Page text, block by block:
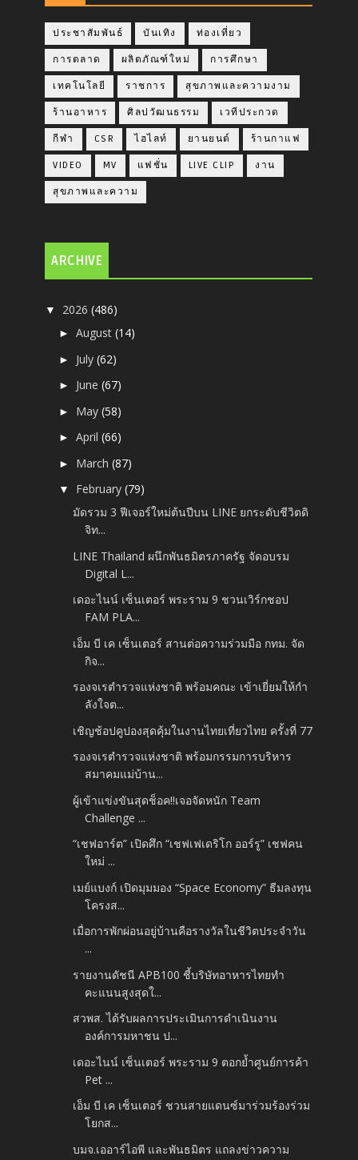
ประชาสัมพันธ์ บันเทิง ท่องเที่ยว
การตลาด ผลิตภัณฑ์ใหม่ การศึกษา
เทคโนโลยี ราชการ สุขภาพและความงาม
ร้านอาหาร ศิลปวัฒนธรรม เวทีประกวด
กีฬา CSR ไฮไลท์ ยานยนต์ ร้านกาแฟ
VIDEO MV แฟชั่น LIVE CLIP งาน
สุขภาพและความ
ARCHIVE
▼ 2026(486)
►August(14)
► July(62)
► June(67)
► May(58)
►April(66)
► March(87)
▼ February(79)
มัดรวม 3 ฟีเจอร์ใหม่ต้นปีบน LINE ยกระดับชีวิตดิ
จิท...
LINE Thailand ผนึกพันธมิตรภาครัฐ จัดอบรม
Digital L...
เดอะไนน์ เซ็นเตอร์ พระราม 9 ชวนเวิร์กชอป
FAM PLA...
เอ็ม บี เค เซ็นเตอร์ สานต่อความร่วมมือ กทม. จัด
กิจ...
รองจเรตำรวจแห่งชาติ พร้อมคณะ เข้าเยี่ยมให้กำ
ลังใจต...
เชิญช้อปคูปองสุดคุ้มในงานไทยเที่ยวไทย ครั้งที่ 77
รองจเรตำรวจแห่งชาติ พร้อมกรรมการบริหาร
สมาคมแม่บ้าน...
ผู้เข้าแข่งขันสุดช็อค!!เจอจัดหนัก Team
Challenge ...
“เชฟอาร์ต” เปิดศึก “เชฟเฟเดริโก ออร์รู” เชฟคน
ใหม่ ...
เมย์แบงก์ เปิดมุมมอง “Space Economy” ธีมลงทุน
โครงส...
เมื่อการพักผ่อนอยู่บ้านคือรางวัลในชีวิตประจำวัน
...
รายงานดัชนี APB100 ชี้บริษัทอาหารไทยทำ
คะแนนสูงสุดใ...
สวพส. ได้รับผลการประเมินการดำเนินงาน
องค์การมหาชน ป...
เดอะไนน์ เซ็นเตอร์ พระราม 9 ตอกย้ำศูนย์การค้า
Pet ...
เอ็ม บี เค เซ็นเตอร์ ชวนสายแดนซ์มาร่วมร้องร่วม
โยกส...
บมจ.เออาร์ไอพี และพันธมิตร แถลงข่าวความ